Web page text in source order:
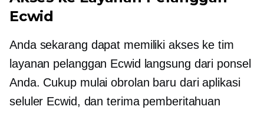
Ecwid
Anda sekarang dapat memiliki akses ke tim
layanan pelanggan Ecwid langsung dari ponsel
Anda. Cukup mulai obrolan baru dari aplikasi
seluler Ecwid, dan terima pemberitahuan